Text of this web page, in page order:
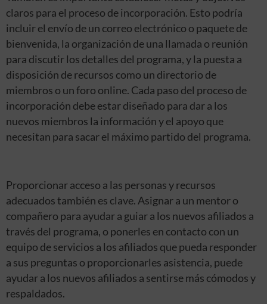
claros para el proceso de incorporación. Esto podría
incluir el envío de un correo electrónico o paquete de
bienvenida, la organización de una llamada o reunión
para discutir los detalles del programa, y la puesta a
disposición de recursos como un directorio de
miembros o un foro online. Cada paso del proceso de
incorporación debe estar diseñado para dar a los
nuevos miembros la información y el apoyo que
necesitan para sacar el máximo partido del programa.
Proporcionar acceso a las personas y recursos
adecuados también es clave. Asignar a un mentor o
compañero para ayudar a guiar a los nuevos afiliados a
través del programa, o ponerles en contacto con un
equipo de servicios a los afiliados que pueda responder
a sus preguntas o proporcionarles asistencia, puede
ayudar a los nuevos afiliados a sentirse más cómodos y
respaldados.